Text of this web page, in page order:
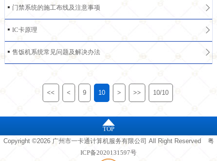
门禁系统的施工布线及注意事项
IC卡原理
售饭机系统常见问题及解决办法
<< < 9 10 > >> 10/10
TOP
Copyright ©2026 广州市一卡通计算机服务有限公司 All Right Reserved
粤
ICP备2020131597号